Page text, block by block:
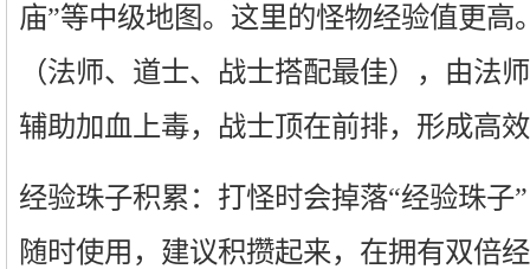
庙”等中级地图。这里的怪物经验值更高
（法师、道士、战士搭配最佳），由法
辅助加血上毒，战士顶在前排，形成高
经验珠子积累：打怪时会掉落“经验珠子
随时使用，建议积攒起来，在拥有双倍